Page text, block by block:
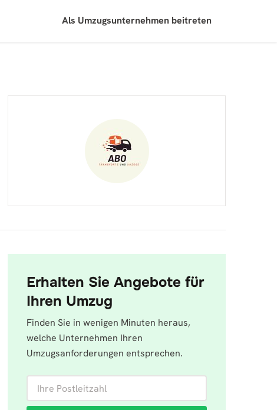
Als Umzugsunternehmen beitreten
Erhalten Sie Angebote für
Ihren Umzug
Finden Sie in wenigen Minuten heraus,
welche Unternehmen Ihren
Umzugsanforderungen entsprechen.